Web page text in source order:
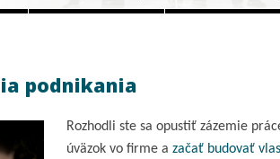
podnikania
Rozhodli ste sa opustiť zázemie
úväzok vo firme a začať budovať